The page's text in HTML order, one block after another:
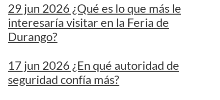
29 jun 2026 ¿Qué es lo que más le
interesaría visitar en la Feria de
Durango?
17 jun 2026 ¿En qué autoridad de
seguridad confía más?